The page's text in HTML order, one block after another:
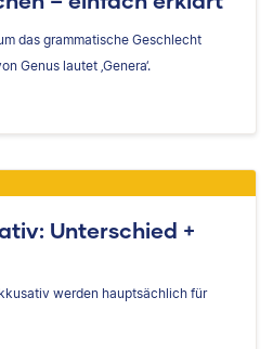
das grammatische Geschlecht
Genus lautet ‚Genera‘.
Unterschied +
werden hauptsächlich für